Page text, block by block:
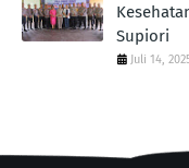
Supiori
Juli 14,